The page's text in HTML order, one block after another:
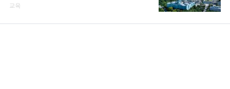
교육